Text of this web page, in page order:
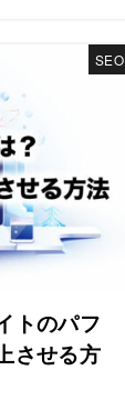
SEO
トのパフ
させる方